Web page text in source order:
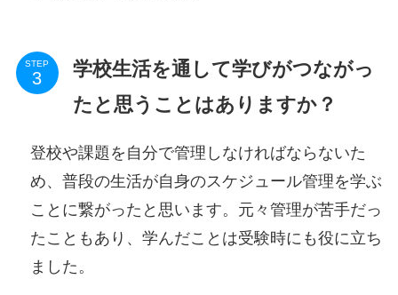
STEP
学校生活を通して学びがつながっ
たと思うことはありますか？
登校や課題を自分で管理しなければならないた
め、普段の生活が自身のスケジュール管理を学ぶ
ことに繋がったと思います。元々管理が苦手だっ
たこともあり、学んだことは受験時にも役に立ち
ました。